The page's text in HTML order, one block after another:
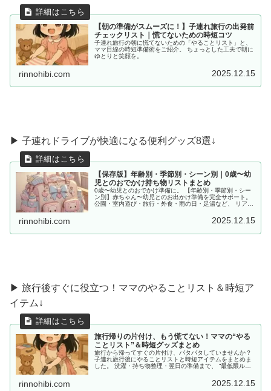
【朝の準備がスムーズに！】子連れ旅行の出発前
チェックリスト｜慌てないための時短コツ
子連れ旅行の朝に慌てないための「やることリスト」と、
ママ目線の時短準備術をご紹介。 ちょっとした工夫で朝に
ゆとりと笑顔を。
rinnohibi.com 2025.12.15
▶︎ 子連れドライブが快適になる便利グッズ8選↓
【保存版】年齢別・季節別・シーン別｜0歳〜幼
児とのおでかけ持ち物リストまとめ
0歳〜幼児とのおでかけ準備に。 【年齢別・季節別・シー
ン別】赤ちゃん〜幼児とのお出かけ準備を完全サポート。
公園・室内遊び・旅行・外食・雨の日・足湯など、 リアル
rinnohibi.com 2025.12.15
▶ 旅行後すぐに役立つ！ママのやることリスト＆時短ア
イテム↓
旅行帰りの片付け、もう慌てない！ママの“やる
ことリスト”＆時短グッズまとめ
旅行から帰ってすぐの片付け、バタバタしていませんか？
子連れ旅行後にやることリストと時短アイテムをまとめま
した。 洗濯・持ち物整理・翌日の準備まで、 “最低限ルー
rinnohibi.com 2025.12.15